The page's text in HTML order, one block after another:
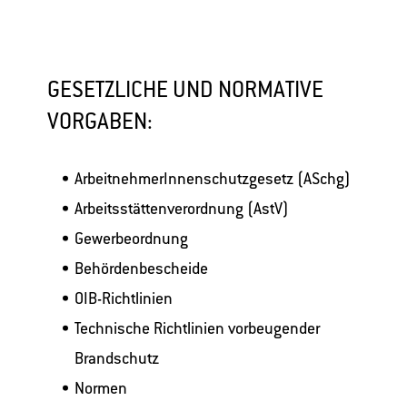
GESETZLICHE UND NORMATIVE
VORGABEN:
ArbeitnehmerInnenschutzgesetz (ASchg)
Arbeitsstättenverordnung (AstV)
Gewerbeordnung
Behördenbescheide
OIB-Richtlinien
Technische Richtlinien vorbeugender
Brandschutz
Normen